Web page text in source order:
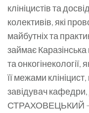
клініцистів та
колективів, які
майбутніх та
займає
та онкогінекології,
її межами
завідувач
СТРАХОВЕЦЬКИЙ –